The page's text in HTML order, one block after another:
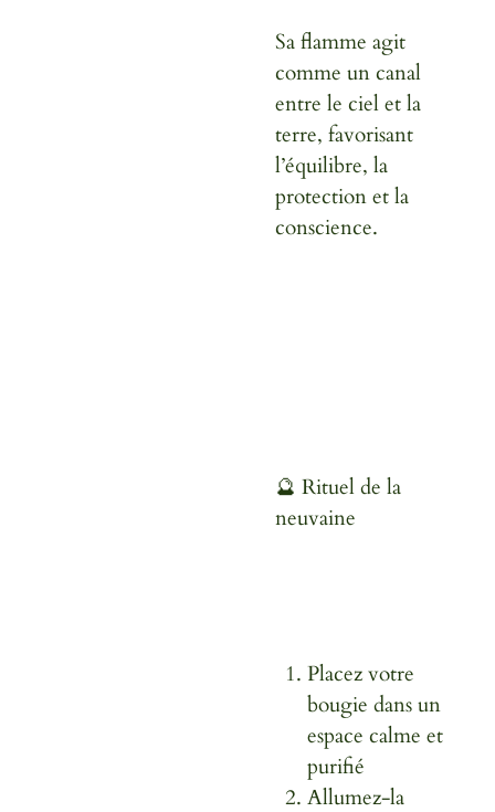
Sa flamme agit
comme un canal
entre le ciel et la
terre, favorisant
l’équilibre, la
protection et la
conscience.
🔮 Rituel de la
neuvaine
Placez votre
bougie dans un
espace calme et
purifié
Allumez-la